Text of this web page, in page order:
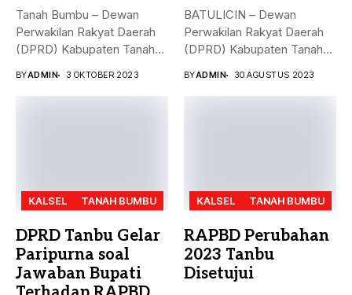
Tanah Bumbu – Dewan
Perwakilan Rakyat Daerah
(DPRD) Kabupaten Tanah
BYADMIN 3 OKTOBER 2023
BATULICIN – Dewan
Perwakilan Rakyat Daerah
(DPRD) Kabupaten Tanah
BYADMIN 30 AGUSTUS 2023
KALSEL TANAH BUMBU
DPRD Tanbu Gelar
Paripurna soal
Jawaban Bupati
KALSEL TANAH BUMBU
RAPBD Perubahan
2023 Tanbu
Disetujui